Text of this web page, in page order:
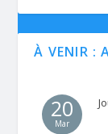
À VENIR :
20
Mar